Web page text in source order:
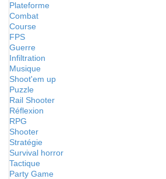
Plateforme
Combat
Course
FPS
Guerre
Infiltration
Musique
Shoot'em up
Puzzle
Rail Shooter
Réflexion
RPG
Shooter
Stratégie
Survival horror
Tactique
Party Game